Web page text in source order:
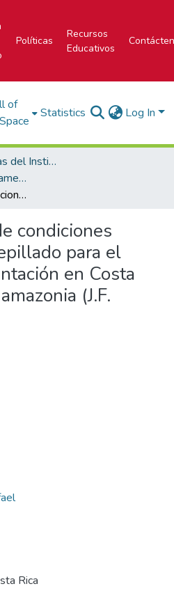
Políticas
Recursos
Educativos
of
Statistics Log In
Portal de Revistas del Instituto Tecnológico de Costa Rica
Revista Forestal Mesoamericana Kurú
Determinación de condiciones apropiadas de cepillado para el amarillón de plantación en Costa Rica, Terminalia amazonia (J.F. GMEL.) Exell.
condiciones
para el
en Costa
(J.F.
Rica